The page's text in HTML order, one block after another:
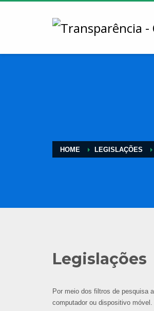
HOME LEGISLAÇÕES
Legislações
Por meio dos filtros de pesquisa
computador ou dispositivo móvel.